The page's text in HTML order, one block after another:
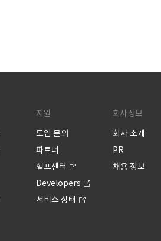
지원
도입 문의
파트너
헬프센터
Developers
서비스 상태
회사 정보
회사 소개
PR
채용 정보